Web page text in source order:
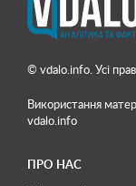
© vdalo.info. Усі
Використання
vdalo.info
ПРО НАС